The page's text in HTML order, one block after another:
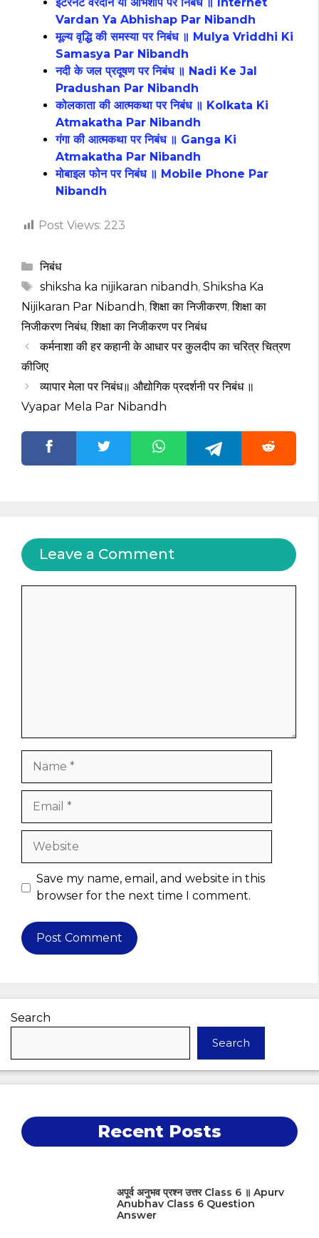
Vardan Ya Abhishap Par Nibandh
मूल्य वृद्धि की समस्या पर निबंध ॥ Mulya Vriddhi Ki
Samasya Par Nibandh
नदी के जल प्रदूषण पर निबंध ॥ Nadi Ke Jal
Pradushan Par Nibandh
कोलकाता की आत्मकथा पर निबंध ॥ Kolkata Ki
Atmakatha Par Nibandh
गंगा की आत्मकथा पर निबंध ॥ Ganga Ki
Atmakatha Par Nibandh
मोबाइल फोन पर निबंध ॥ Mobile Phone Par
Nibandh
Post Views: 223
Categories
निबंध
Tags
shiksha ka nijikaran nibandh, Shiksha Ka
Nijikaran Par Nibandh,शिक्षा का निजीकरण,शिक्षा का
निजीकरण निबंध,शिक्षा का निजीकरण पर निबंध
कर्मनाशा की हर कहानी के आधार पर कुलदीप का चरित्र चित्रण
कीजिए ​
व्यापार मेला पर निबंध॥ औद्योगिक प्रदर्शनी पर निबंध ॥
Vyapar Mela Par Nibandh
Leave a Comment
Website
Save my name, email, and website in this
browser for the next time I comment.
Search
Search
Recent Posts
अपूर्व अनुभव प्रश्न उत्तर Class 6 ॥ Apurv
Anubhav Class 6 Question
Answer